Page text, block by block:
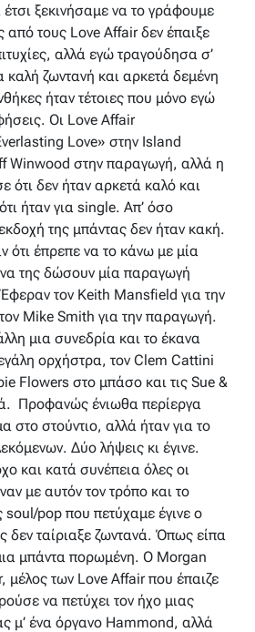
ξεκινήσαμε να το γράφουμε
τους Love Affair δεν έπαιξε
αλλά εγώ τραγούδησα σ’
ζωντανή και αρκετά δεμένη
ήταν τέτοιες που μόνο εγώ
Οι Love Affair
Love» στην Island
Winwood στην παραγωγή, αλλά η
ότι δεν ήταν αρκετά καλό και
ήταν για single. Απ’ όσο
της μπάντας δεν ήταν κακή.
ότι έπρεπε να το κάνω με μία
της δώσουν μία παραγωγή
τον Keith Mansfield για την
Mike Smith για την παραγωγή.
μια συνεδρία και το έκανα
ορχήστρα, τον Clem Cattini
Flowers στο μπάσο και τις Sue &
Προφανώς ένιωθα περίεργα
στο στούντιο, αλλά ήταν για το
Δύο λήψεις κι έγινε.
και κατά συνέπεια όλες οι
με αυτόν τον τρόπο και το
soul/pop που πετύχαμε έγινε ο
ταίριαξε ζωντανά. Όπως είπα
μπάντα πορωμένη. Ο Morgan
των Love Affair που έπαιζε
να πετύχει τον ήχο μιας
μ’ ένα όργανο Hammond, αλλά